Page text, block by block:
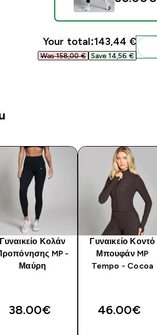
Your total:143,44 €‎
Was 158,00 €‎ Save 14,56 €‎
Γυναικείο Κολάν
MP -
Μαύρη
38.00€‎
Γυναικείο Κοντό
Μπουφάν MP
Tempo - Cocoa
46.00€‎